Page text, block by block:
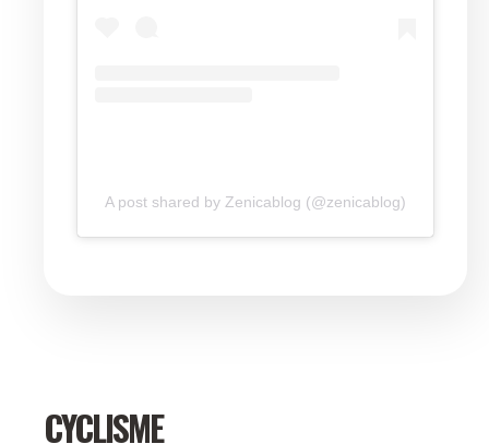
A post shared by Zenicablog (@zenicablog)
CYCLISME